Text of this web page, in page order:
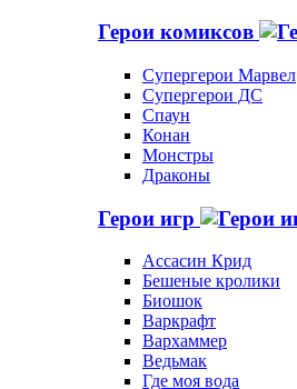
Герои комиксов
Супергерои Марвел
Супергерои ДС
Спаун
Конан
Монстры
Драконы
Герои игр
Ассасин Крид
Бешеные кролики
Биошок
Варкрафт
Вархаммер
Ведьмак
Где моя вода